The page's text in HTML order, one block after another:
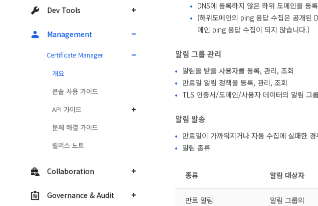
Dev Tools
Management
Certificate Manager
개요
콘솔 사용 가이드
API 가이드
문제 해결 가이드
릴리스 노트
Collaboration
Governance & Audit
DNS에 등록하지 않은 하위 도메인을 등
(하위도메인의 ping 응답 수집은 공개된
메인 ping 응답 수집이 되지 않습니다.)
알림 그룹 관리
알림을 받을 사용자를 등록, 관리, 조회
만료일 알림 정책을 등록, 관리, 조회
TLS 인증서/도메인/사용자 데이터의 알림 그
알림 발송
만료일이 가까워지거나 자동 수집에 실패한
알림 종류
종류 알림 대상자
만료 알림
알림 그룹의